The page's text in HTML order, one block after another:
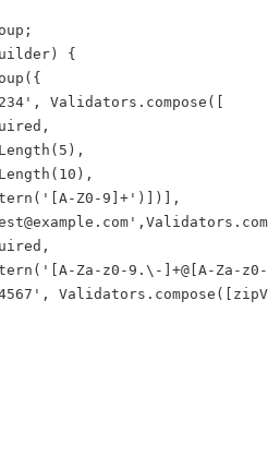
{
Validators.compose([
Z0-9]+')])],
Za-z0-9.\-]+@[A-Za-